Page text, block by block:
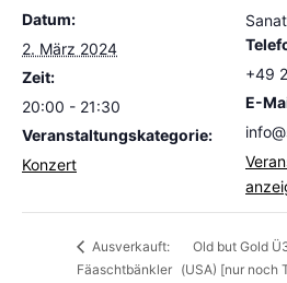
Datum:
2. März 2024
Zeit:
20:00 - 21:30
Veranstaltungskategorie:
Konzert
+49
E-
Ausverkauft:
Fäaschtbänkler
Old but Gold
(USA) [nur noch